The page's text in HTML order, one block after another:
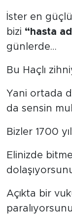
İster en
bizi “hasta
günlerde…
Bu Haçlı
Yani ortada
da sensin
Bizler 1700
Elinizde
Açıkta bir